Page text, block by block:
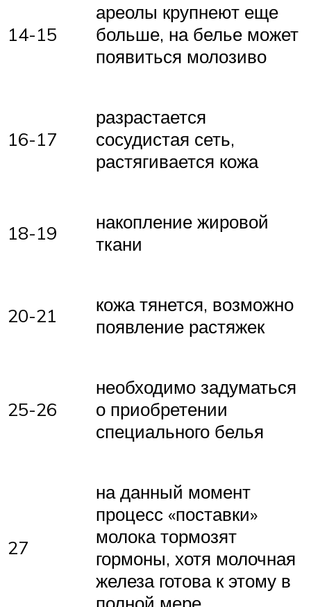
14-15
ареолы крупнеют еще
больше, на белье может
появиться молозиво
16-17
разрастается
сосудистая сеть,
растягивается кожа
18-19
накопление жировой
ткани
20-21
кожа тянется, возможно
появление растяжек
25-26
необходимо задуматься
о приобретении
специального белья
27
на данный момент
процесс «поставки»
молока тормозят
гормоны, хотя молочная
железа готова к этому в